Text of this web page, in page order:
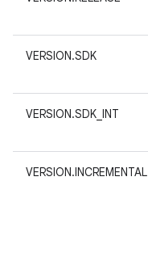
VERSION.SDK
VERSION.SDK_INT
VERSION.INCREMENTAL